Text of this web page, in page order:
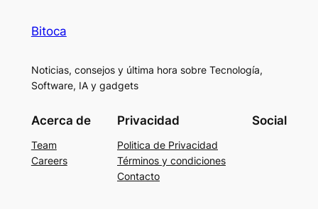
Bitoca
Noticias, consejos y última hora sobre Tecnología,
Software, IA y gadgets
Acerca de
Team
Careers
Privacidad
Politica de Privacidad
Términos y condiciones
Contacto
Social